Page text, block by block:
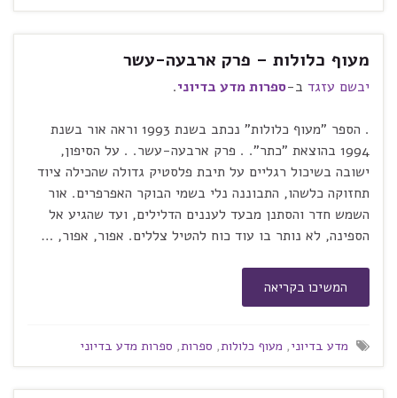
מעוף כלולות – פרק ארבעה-עשר
יבשם עזגד ב-ספרות מדע בדיוני.
. הספר "מעוף כלולות" נכתב בשנת 1993 וראה אור בשנת
1994 בהוצאת "כתר". . פרק ארבעה-עשר. . על הסיפון,
ישובה בשיכול רגליים על תיבת פלסטיק גדולה שהכילה ציוד
תחזוקה כלשהו, התבוננה נלי בשמי הבוקר האפרפרים. אור
השמש חדר והסתנן מבעד לעננים הדלילים, ועד שהגיע אל
הספינה, לא נותר בו עוד כוח להטיל צללים. אפור, אפור, …
המשיכו בקריאה
מדע בדיוני, מעוף כלולות, ספרות, ספרות מדע בדיוני